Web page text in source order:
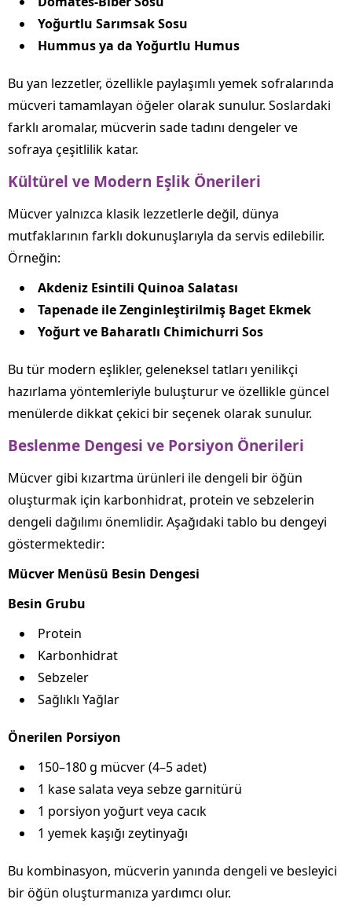
Yoğurtlu Sarımsak Sosu
Hummus ya da Yoğurtlu Humus
Bu yan lezzetler, özellikle paylaşımlı yemek sofralarında
mücveri tamamlayan öğeler olarak sunulur. Soslardaki
farklı aromalar, mücverin sade tadını dengeler ve
sofraya çeşitlilik katar.
Kültürel ve Modern Eşlik Önerileri
Mücver yalnızca klasik lezzetlerle değil, dünya
mutfaklarının farklı dokunuşlarıyla da servis edilebilir.
Örneğin:
Akdeniz Esintili Quinoa Salatası
Tapenade ile Zenginleştirilmiş Baget Ekmek
Yoğurt ve Baharatlı Chimichurri Sos
Bu tür modern eşlikler, geleneksel tatları yenilikçi
hazırlama yöntemleriyle buluşturur ve özellikle güncel
menülerde dikkat çekici bir seçenek olarak sunulur.
Beslenme Dengesi ve Porsiyon Önerileri
Mücver gibi kızartma ürünleri ile dengeli bir öğün
oluşturmak için karbonhidrat, protein ve sebzelerin
dengeli dağılımı önemlidir. Aşağıdaki tablo bu dengeyi
göstermektedir:
Mücver Menüsü Besin Dengesi
Besin Grubu
Protein
Karbonhidrat
Sebzeler
Sağlıklı Yağlar
Önerilen Porsiyon
150–180 g mücver (4–5 adet)
1 kase salata veya sebze garnitürü
1 porsiyon yoğurt veya cacık
1 yemek kaşığı zeytinyağı
Bu kombinasyon, mücverin yanında dengeli ve besleyici
bir öğün oluşturmanıza yardımcı olur.